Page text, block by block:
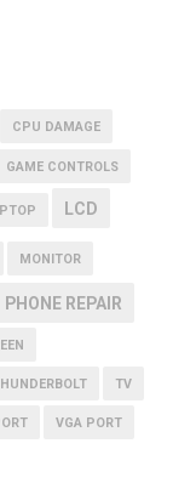
CPU DAMAGE
GAME CONTROLS
LCD
MONITOR
PHONE REPAIR
TV
VGA PORT